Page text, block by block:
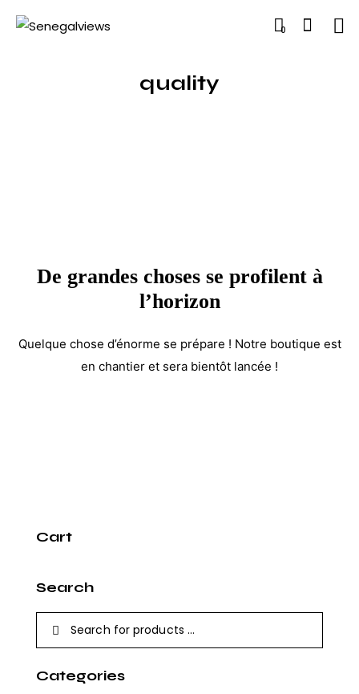
0
quality
De grandes choses se profilent à
l’horizon
Quelque chose d’énorme se prépare ! Notre boutique est
en chantier et sera bientôt lancée !
Cart
Search
Categories